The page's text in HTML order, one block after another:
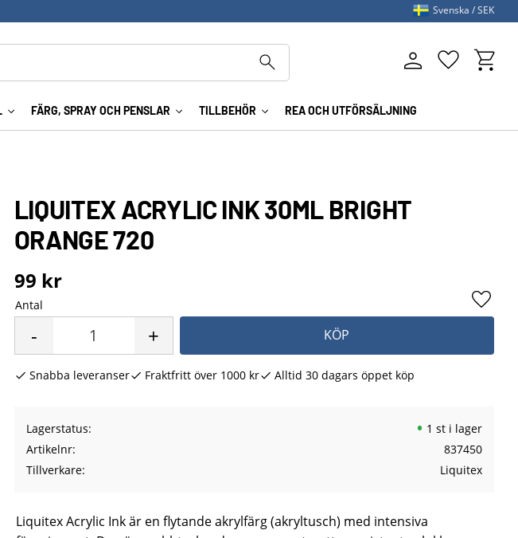
FÄRG, SPRAY OCH PENSLAR TILLBEHÖR REA OCH UTFÖRSÄLJNING
Favoriter
Svenska SEK
LIQUITEX ACRYLIC INK 30ML BRIGHT
ORANGE 720
99 kr
Antal
+
- KÖP
Lägg
Snabba leveranser Fraktfritt över 1000 kr Alltid 30 dagars öppet köp
Lagerstatus
1 st i lager
Artikelnr
837450
Tillverkare
Liquitex
Liquitex Acrylic Ink är en flytande akrylfärg (akryltusch) med intensiva